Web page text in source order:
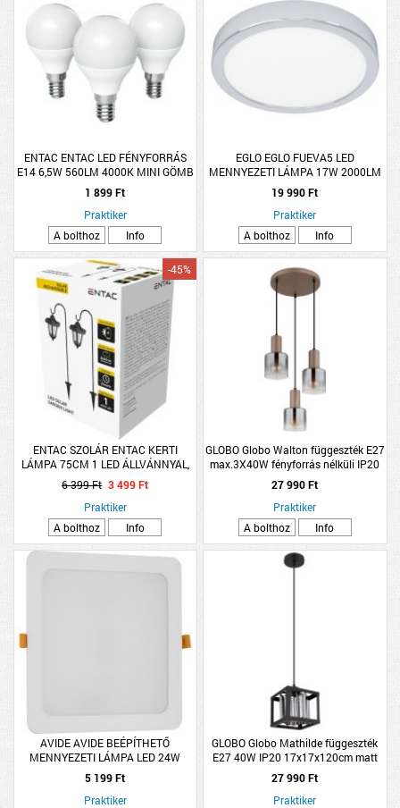
ENTAC ENTAC LED FÉNYFORRÁS
E14 6,5W 560LM 4000K MINI GÖMB
NW 3DARAB/CSOMAG
1 899 Ft
Praktiker
A bolthoz
Info
EGLO EGLO FUEVA5 LED
MENNYEZETI LÁMPA 17W 2000LM
3000K IP44 21CM KRÓM
19 990 Ft
Praktiker
A bolthoz
Info
ENTAC SZOLÁR ENTAC KERTI
LÁMPA 75CM 1 LED ÁLLVÁNNYAL,
2DB/CSM
-45%
6 399 Ft 3 499 Ft
Praktiker
A bolthoz
Info
GLOBO Globo Walton függeszték E27
max.3X40W fényforrás nélküli IP20
150cm fém kávébarna
27 990 Ft
Praktiker
A bolthoz
Info
AVIDE AVIDE BEÉPÍTHETŐ
MENNYEZETI LÁMPA LED 24W
2600LM 4000K NW NÉGYZETES
MŰANYAG
5 199 Ft
Praktiker
GLOBO Globo Mathilde függeszték
E27 40W IP20 17x17x120cm matt
fekete-füstszín
27 990 Ft
Praktiker